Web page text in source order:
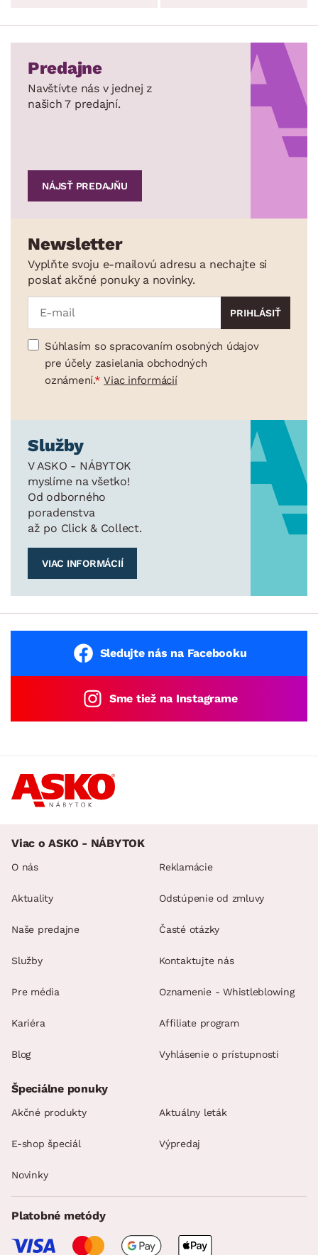
Predajne
Navštívte nás v jednej z
našich 7 predajní.
NÁJSŤ PREDAJŇU
Newsletter
Vyplňte svoju e-mailovú adresu a nechajte si
poslať akčné ponuky a novinky.
Súhlasím so spracovaním osobných údajov
pre účely zasielania obchodných
oznámení.
Viac informácií
Služby
V ASKO - NÁBYTOK
myslíme na všetko!
Od odborného
poradenstva
až po Click & Collect.
VIAC INFORMÁCIÍ
Sledujte nás na Facebooku
Sme tiež na Instagrame
Viac o ASKO - NÁBYTOK
O nás
Aktuality
Naše predajne
Služby
Pre média
Kariéra
Blog
Reklamácie
Odstúpenie od zmluvy
Časté otázky
Kontaktujte nás
Oznamenie - Whistleblowing
Affiliate program
Vyhlásenie o prístupnosti
Špeciálne ponuky
Akčné produkty Aktuálny leták
E-shop špeciál Výpredaj
Novinky
Platobné metódy